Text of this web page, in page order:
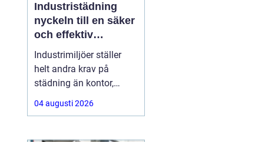
Industristädning
nyckeln till en säker
och effektiv
arbetsplats
Industrimiljöer ställer
helt andra krav på
städning än kontor,
butiker eller hem. Tunga
maskiner,
kemikalier, damm och
04 augusti 2026